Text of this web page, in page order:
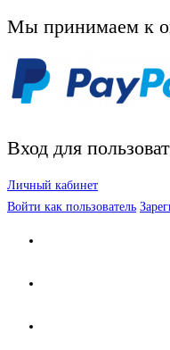
Мы принимаем к
Вход для
Личный кабинет
Войти как пользователь